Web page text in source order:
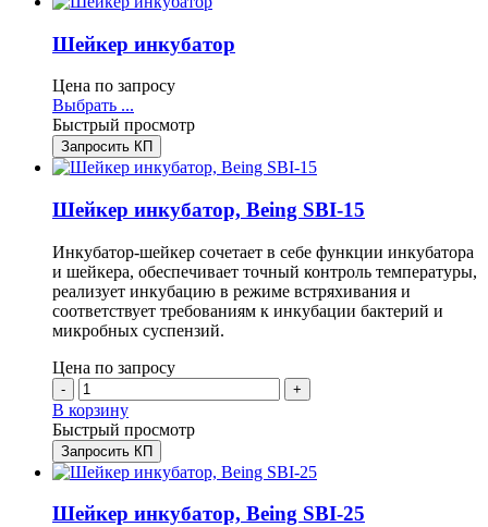
Шейкер инкубатор
Цена по запросу
Выбрать ...
товар
имеет
несколько
вариаций.
Опции
можно
на
странице
товара.
Быстрый просмотр
Запросить КП
Шейкер инкубатор, Being SBI-15
Инкубатор-шейкер сочетает в себе функции инкубатора
и шейкера, обеспечивает точный контроль температуры,
реализует инкубацию в режиме встряхивания и
соответствует требованиям к инкубации бактерий и
микробных суспензий.
Цена по запросу
- +
В корзину
Быстрый просмотр
Запросить КП
Шейкер инкубатор, Being SBI-25